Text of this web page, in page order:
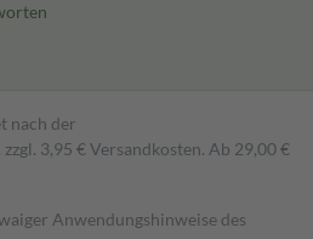
nach der
3,95 € Versandkosten. Ab 29,00 €
Anwendungshinweise des